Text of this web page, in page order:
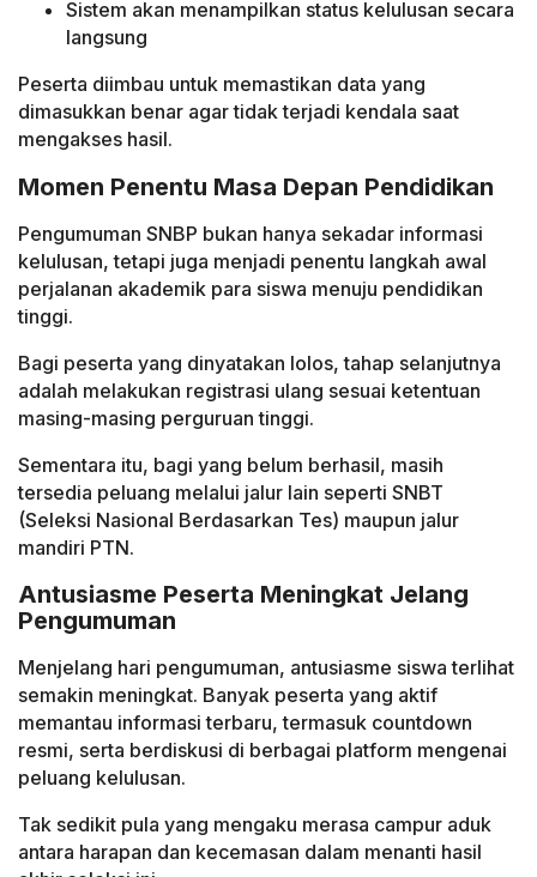
Sistem akan menampilkan status kelulusan secara
langsung
Peserta diimbau untuk memastikan data yang
dimasukkan benar agar tidak terjadi kendala saat
mengakses hasil.
Momen Penentu Masa Depan Pendidikan
Pengumuman SNBP bukan hanya sekadar informasi
kelulusan, tetapi juga menjadi penentu langkah awal
perjalanan akademik para siswa menuju pendidikan
tinggi.
Bagi peserta yang dinyatakan lolos, tahap selanjutnya
adalah melakukan registrasi ulang sesuai ketentuan
masing-masing perguruan tinggi.
Sementara itu, bagi yang belum berhasil, masih
tersedia peluang melalui jalur lain seperti SNBT
(Seleksi Nasional Berdasarkan Tes) maupun jalur
mandiri PTN.
Antusiasme Peserta Meningkat Jelang
Pengumuman
Menjelang hari pengumuman, antusiasme siswa terlihat
semakin meningkat. Banyak peserta yang aktif
memantau informasi terbaru, termasuk countdown
resmi, serta berdiskusi di berbagai platform mengenai
peluang kelulusan.
Tak sedikit pula yang mengaku merasa campur aduk
antara harapan dan kecemasan dalam menanti hasil